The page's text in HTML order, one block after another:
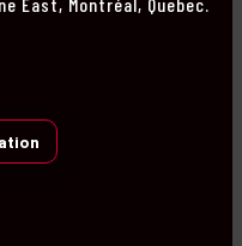
East, Montréal, Quebec.